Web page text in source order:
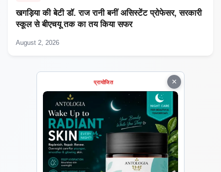
खगड़िया की बेटी डॉ. राज रानी बनीं असिस्टेंट प्रोफेसर, सरकारी
स्कूल से बीएचयू तक का तय किया सफर
August 2, 2026
×
प्रायोजित